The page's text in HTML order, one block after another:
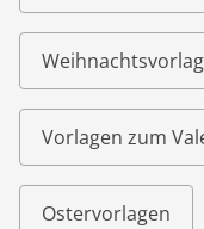
Vorlagen zum
Ostervorlagen